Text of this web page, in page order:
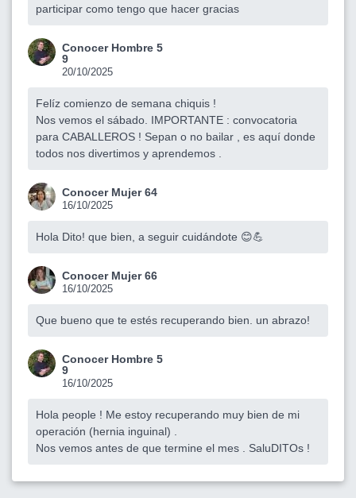
participar como tengo que hacer gracias
Conocer Hombre 5
9
20/10/2025
Felíz comienzo de semana chiquis !
Nos vemos el sábado. IMPORTANTE : convocatoria
para CABALLEROS ! Sepan o no bailar , es aquí donde
todos nos divertimos y aprendemos .
Conocer Mujer 64
16/10/2025
Hola Dito! que bien, a seguir cuidándote 😊💪
Conocer Mujer 66
16/10/2025
Que bueno que te estés recuperando bien. un abrazo!
Conocer Hombre 5
9
16/10/2025
Hola people ! Me estoy recuperando muy bien de mi
operación (hernia inguinal) .
Nos vemos antes de que termine el mes . SaluDITOs !